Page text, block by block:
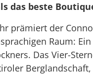
das beste
prämiert der
Raum:
Das Vier-